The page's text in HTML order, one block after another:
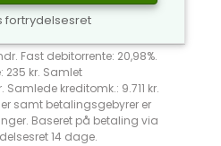
fortrydelsesret
Fast debitorrente: 20,98%.
235 kr. Samlet
Samlede kreditomk.: 9.711 kr.
samt betalingsgebyrer er
Baseret på betaling via
14 dage.